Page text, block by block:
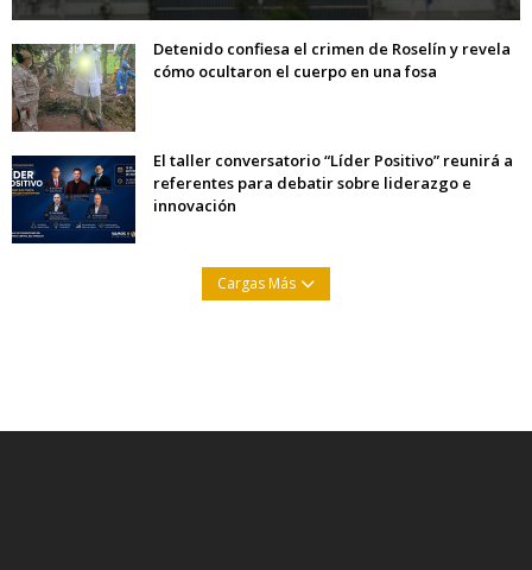
Detenido confiesa el crimen de Roselín y revela
cómo ocultaron el cuerpo en una fosa
El taller conversatorio “Líder Positivo” reunirá a
referentes para debatir sobre liderazgo e
innovación
Cargas Más